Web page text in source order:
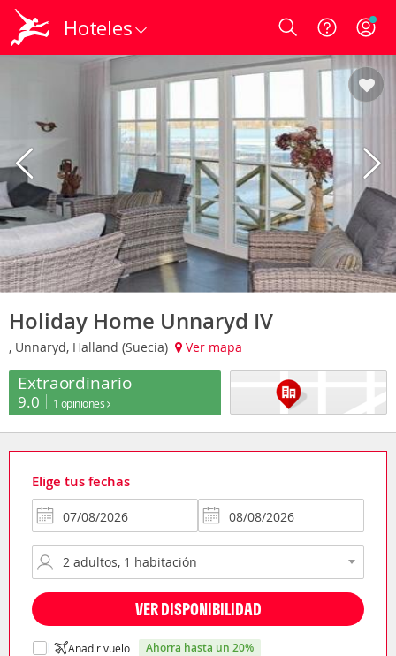
Hoteles Login
Holiday Home Unnaryd IV
, Unnaryd, Halland (Suecia) Ver mapa
Extraordinario
9.0 1 opiniones
Elige tus fechas
VER DISPONIBILIDAD
Añadir vuelo ahorra hasta un 20%